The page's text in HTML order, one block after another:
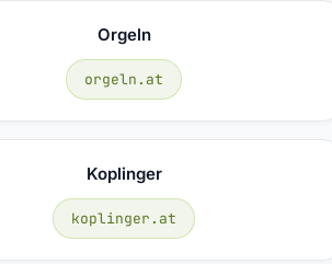
Orgeln
orgeln.at
Koplinger
koplinger.at